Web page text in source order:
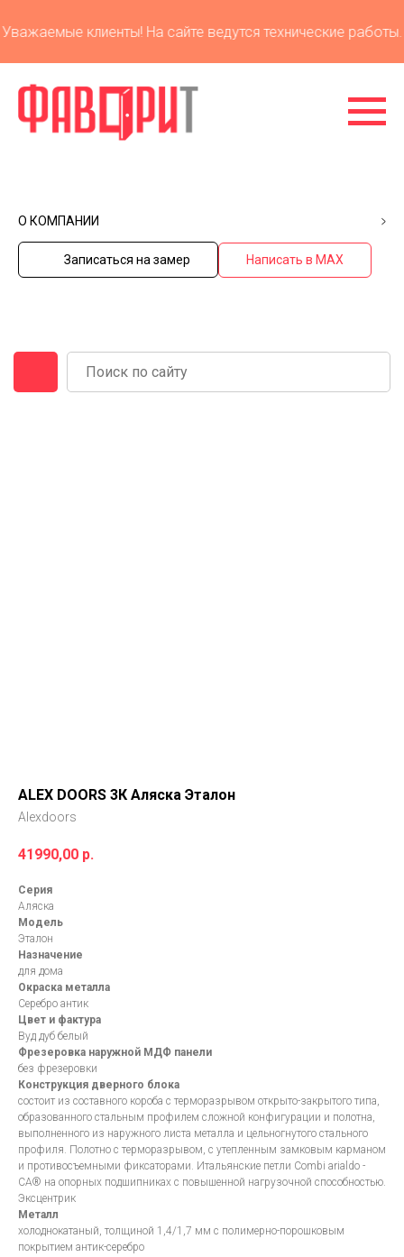
клиенты! На сайте ведутся технические работы.
О КОМПАНИИ
Записаться на замер Написать в MAX
АLEX DOORS 3К Аляска Эталон
Alexdoors
41990,00 р.
Серия
Аляска
Модель
Эталон
Назначение
для дома
Окраска металла
Серебро антик
Цвет и фактура
Вуд дуб белый
Фрезеровка наружной МДФ панели
без фрезеровки
Конструкция дверного блока
состоит из составного короба с терморазрывом открыто-закрытого типа,
образованного стальным профилем сложной конфигурации и полотна,
выполненного из наружного листа металла и цельногнутого стального
профиля. Полотно с терморазрывом, с утепленным замковым карманом
и противосъемными фиксаторами. Итальянские петли Combi arialdo -
СА® на опорных подшипниках с повышенной нагрузочной способностью.
Эксцентрик
Металл
холоднокатаный, толщиной 1,4/1,7 мм с полимерно-порошковым
покрытием антик-серебро